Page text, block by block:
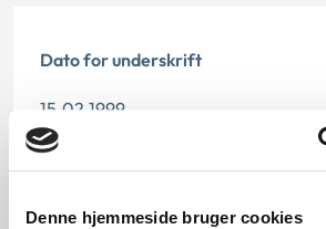
Denne hjemmeside bruger cookies
Dato for underskrift
15.02.1999
Offentliggørelsesdato
12.07.2013